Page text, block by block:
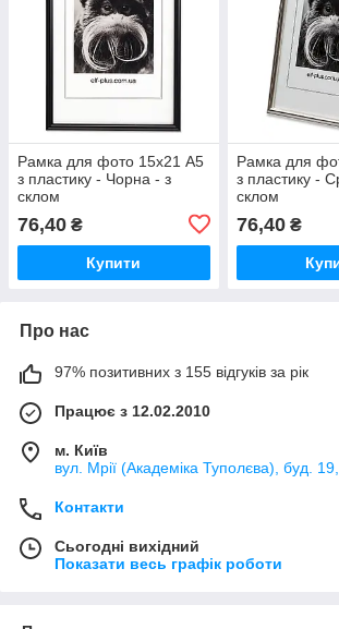
Рамка для фото 15х21 А5
з пластику - Чорна - з
склом
76,40 ₴
Купити
Рамка для
з пластику -
склом
76,40₴
Про нас
97% позитивних з 155 відгуків за рік
Працює з 12.02.2010
м. Київ
вул. Мрії (Академіка Туполєва), буд.
Контакти
Сьогодні вихідний
Показати весь графік роботи